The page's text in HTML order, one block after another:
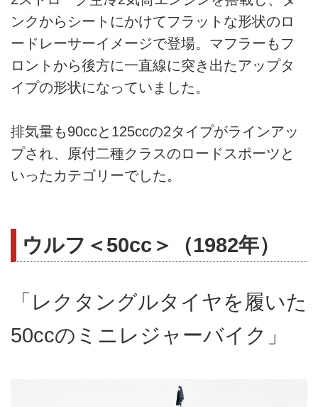
ンクからシートにかけてフラットな形状のロ
ードレーサーイメージで登場。マフラーもフ
ロントから後方に一直線に突き出たアップタ
イプの形状になっていました。
排気量も90ccと125ccの2タイプがラインアッ
プされ、原付二種クラスのロードスポーツと
いったカテゴリーでした。
ウルフ＜50cc＞（1982年）
「レクタングルタイヤを履いた
50ccのミニレジャーバイク」